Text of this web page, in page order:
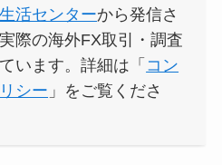
活センターから発信さ
際の海外FX取引・調査
います。詳細は「 コン
シー 」をご覧くださ